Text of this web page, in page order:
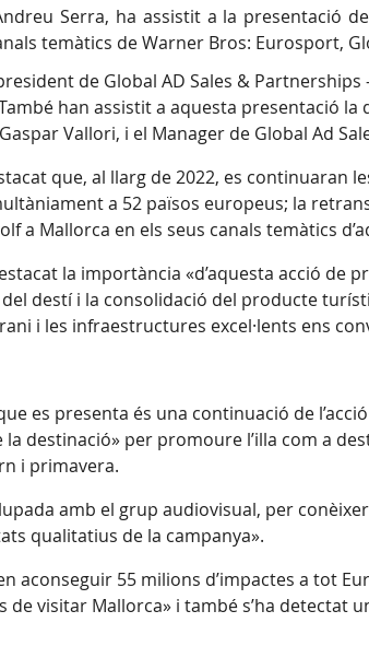
Serra, ha assistit a la presentació
temàtics de Warner Bros: Eurosport,
de Global AD Sales &
han assistit a aquesta presentació
Vallori, i el Manager de Global Ad
que, al llarg de 2022, es continuaran
a 52 països europeus; la
a Mallorca en els seus canals temàtics
la importància «d’aquesta acció
destí i la consolidació del producte
i les infraestructures excel·lents ens
es presenta és una continuació de
destinació» per promoure l’illa com a
i primavera.
amb el grup audiovisual, per
qualitatius de la campanya».
aconseguir 55 milions d’impactes a tot
visitar Mallorca» i també s’ha detectat